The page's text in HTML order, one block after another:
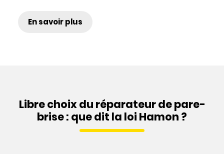
En savoir plus
Libre choix du réparateur de pare-
brise : que dit la loi Hamon ?